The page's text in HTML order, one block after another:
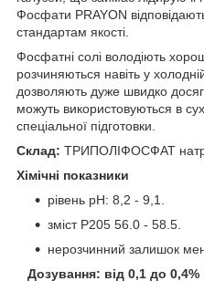
Фосфати PRAYON
стандартам якості.
Фосфатні солі володіють
розчиняються навіть у
дозволяють дуже швидко
можуть використовуються в
спеціальної підготовки.
Склад: ТРИПОЛІФОСФАТ
Хімічні показники
рівень pH: 8,2 - 9,1.
зміст P205 56.0 - 58.5.
нерозчинний залишок
Дозування: від 0,1 до 0,4%